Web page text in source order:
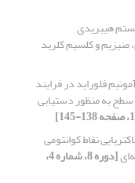
هیبریدی
و کلسیم کلرید
فلوراید در فرایند
سطح به منظور دستیابی
نقاط کوانتومی
[دوره 8، شماره 4،